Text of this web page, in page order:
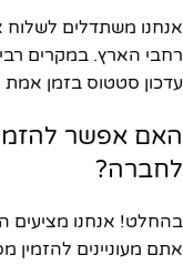
רחבי הארץ. במקרים
עדכון סטטוס בזמן
האם אפשר
לחברה?
בהחלט! אנחנו מציעים
אתם מעוניינים להזמין